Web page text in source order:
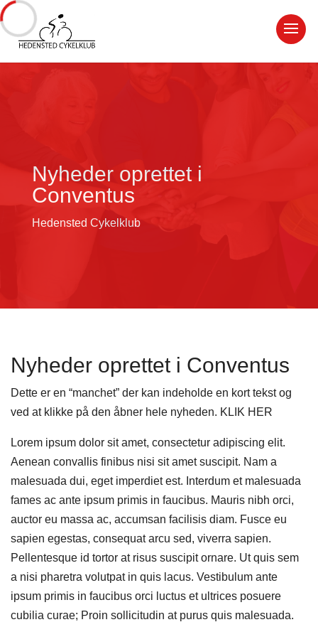
Nyheder oprettet i
Conventus
Hedensted Cykelklub
Nyheder oprettet i Conventus
Dette er en “manchet” der kan indeholde en kort tekst og
ved at klikke på den åbner hele nyheden. KLIK HER
Lorem ipsum dolor sit amet, consectetur adipiscing elit.
Aenean convallis finibus nisi sit amet suscipit. Nam a
malesuada dui, eget imperdiet est. Interdum et malesuada
fames ac ante ipsum primis in faucibus. Mauris nibh orci,
auctor eu massa ac, accumsan facilisis diam. Fusce eu
sapien egestas, consequat arcu sed, viverra sapien.
Pellentesque id tortor at risus suscipit ornare. Ut quis sem
a nisi pharetra volutpat in quis lacus. Vestibulum ante
ipsum primis in faucibus orci luctus et ultrices posuere
cubilia curae; Proin sollicitudin at purus quis malesuada.